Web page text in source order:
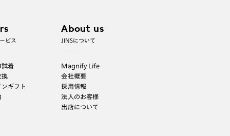
ビス
試着
換
ギフト
About us
JINSについて
Magnify Life
会社概要
採用情報
法人のお客様
出店について